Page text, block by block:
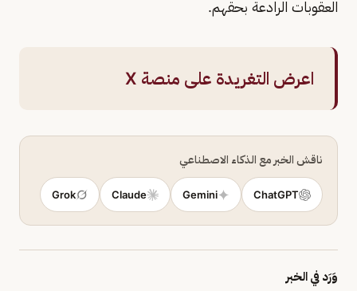
العقوبات الرادعة بحقهم.
اعرض التغريدة على منصة X
ناقش الخبر مع الذكاء الاصطناعي
ChatGPT
Gemini
Claude
Grok
وَرَد في الخبر